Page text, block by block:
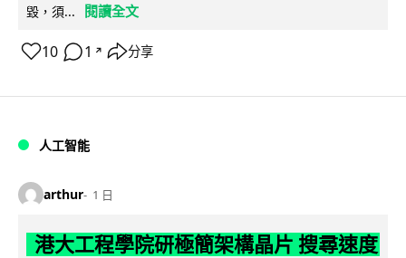
毀，須...
閱讀全文
10 1 ↗ 分享
人工智能
arthur 1 日
港大工程學院研極簡架構晶片 搜尋速度